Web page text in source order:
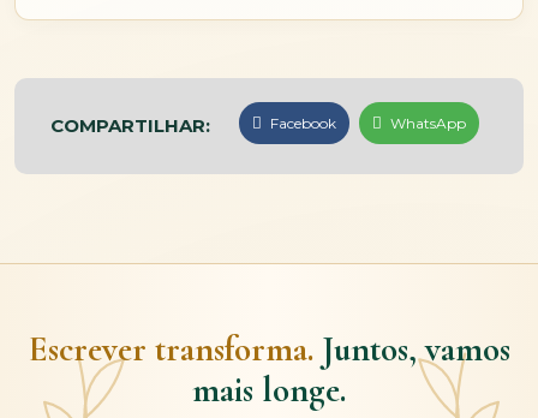
COMPARTILHAR: Facebook WhatsApp
Escrever transforma. Juntos, vamos
mais longe.